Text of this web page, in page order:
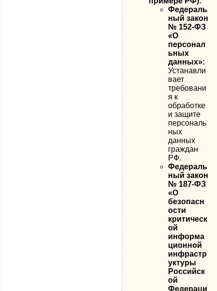
Федераль
ный закон
№ 152-ФЗ
«О
персонал
ьных
данных»:
Устанавли
вает
требовани
я к
обработке
и защите
персональ
ных
данных
граждан
РФ.
Федераль
ный закон
№ 187-ФЗ
«О
безопасн
ости
критическ
ой
информа
ционной
инфрастр
уктуры
Российск
ой
Федераци